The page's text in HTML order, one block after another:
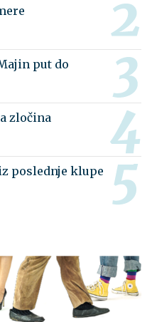
put do
zločina
poslednje klupe